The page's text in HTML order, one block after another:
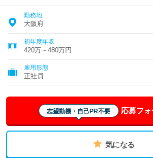
勤務地
大阪府
初年度年収
420万～480万円
雇用形態
正社員
志望動機・自己PR不要 応募フォ
気になる